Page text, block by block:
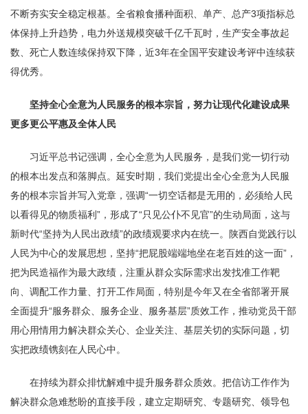
不断夯实安全稳定根基。全省粮食播种面积、单产、总产3项指标总
体保持上升趋势，电力外送规模突破千亿千瓦时，生产安全事故起
数、死亡人数连续保持双下降，近3年在全国平安建设考评中连续获
得优秀。
坚持全心全意为人民服务的根本宗旨，努力让现代化建设成果
更多更公平惠及全体人民
习近平总书记强调，全心全意为人民服务，是我们党一切行动
的根本出发点和落脚点。延安时期，我们党提出全心全意为人民服
务的根本宗旨并写入党章，强调“一切空话都是无用的，必须给人民
以看得见的物质福利”，形成了“只见公仆不见官”的生动局面，这与
新时代“坚持为人民出政绩”的政绩观要求内在统一。陕西自觉践行以
人民为中心的发展思想，坚持“把屁股端端地坐在老百姓的这一面”，
把为民造福作为最大政绩，注重从群众实际需求出发找准工作靶
向、调配工作力量、打开工作局面，特别是今年又在全省部署开展
全面提升“服务群众、服务企业、服务基层”质效工作，推动党员干部
用心用情用力解决群众关心、企业关注、基层关切的实际问题，切
实把政绩镌刻在人民心中。
在持续为群众排忧解难中提升服务群众质效。把信访工作作为
解决群众急难愁盼的直接手段，建立定期研究、专题研究、领导包